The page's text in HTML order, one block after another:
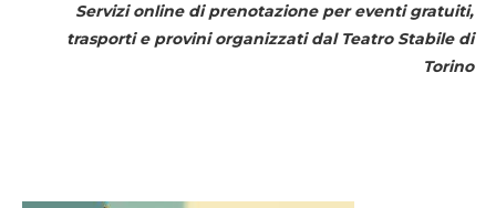
Servizi online di prenotazione per eventi gratuiti,
trasporti e provini organizzati dal Teatro Stabile di
Torino